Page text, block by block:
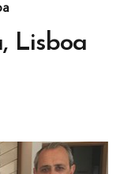
Lisboa